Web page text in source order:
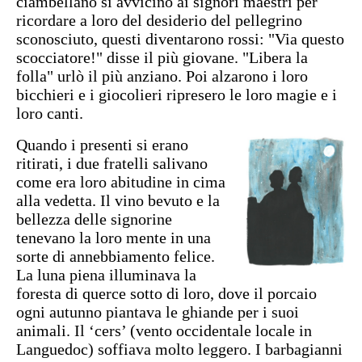
ricordare a loro del desiderio del pellegrino
sconosciuto, questi diventarono rossi: "Via questo
scocciatore!" disse il più giovane. "Libera la
folla" urlò il più anziano. Poi alzarono i loro
bicchieri e i giocolieri ripresero le loro magie e i
loro canti.
Quando i presenti si erano
ritirati, i due fratelli salivano
come era loro abitudine in cima
alla vedetta. Il vino bevuto e la
bellezza delle signorine
tenevano la loro mente in una
sorte di annebbiamento felice.
La luna piena illuminava la
foresta di querce sotto di loro, dove il porcaio
ogni autunno piantava le ghiande per i suoi
animali. Il ‘cers’ (vento occidentale locale in
Languedoc) soffiava molto leggero. I barbagianni